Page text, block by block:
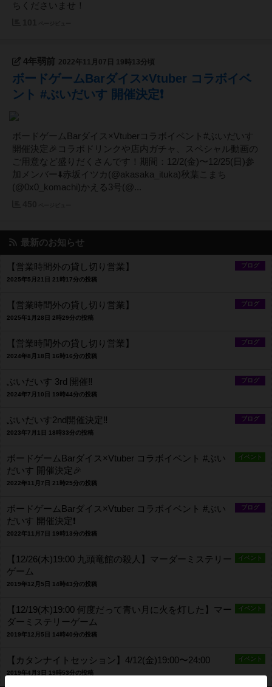
ちくださいませ！
4年弱前 2022年11月07日 19時13分頃
ボードゲームBarダイス×Vtuber コラボイベ
ント #ぶいだいす 開催決定❗️
ボードゲームBarダイス×Vtuberコラボイベント#ぶいだいす
開催決定🎉コラボドリンクや店内ガチャ、スペシャル動画の
ご用意など盛りだくさんです！期間：12/2(金)〜12/25(日)参
加メンバー⬇️赤坂イツカ(@akasaka_ituka)秋葉こまち
(@0x0_komachi)かえる3号(@...
最新のお知らせ
ブログ
【営業時間外の貸し切り営業】
2025年5月21日 21時17分の投稿
ブログ
【営業時間外の貸し切り営業】
2025年1月28日 2時29分の投稿
ブログ
【営業時間外の貸し切り営業】
2024年8月18日 16時16分の投稿
ブログ
ぶいだいす 3rd 開催‼️
2024年7月10日 19時44分の投稿
ブログ
ぶいだいす2nd開催決定‼️
2023年7月1日 18時33分の投稿
イベント
ボードゲームBarダイス×Vtuber コラボイベント #ぶい
だいす 開催決定🎉
2022年11月7日 21時25分の投稿
ブログ
ボードゲームBarダイス×Vtuber コラボイベント #ぶい
だいす 開催決定❗️
2022年11月7日 19時13分の投稿
イベント
【12/26(木)19:00 九頭竜館の殺人】マーダーミステリー
ゲーム
2019年12月5日 14時43分の投稿
イベント
【12/19(木)19:00 何度だって青い月に火を灯した】マー
ダーミステリーゲーム
2019年12月5日 14時40分の投稿
イベント
【カタンナイトセッション】4/12(金)19:00〜24:00
2019年4月3日 19時53分の投稿